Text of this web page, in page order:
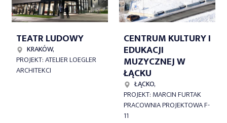
TEATR LUDOWY
KRAKÓW,
PROJEKT: ATELIER LOEGLER
ARCHITEKCI
CENTRUM KULTURY I
EDUKACJI
MUZYCZNEJ W
ŁĄCKU
ŁĄCKO,
PROJEKT: MARCIN FURTAK
PRACOWNIA PROJEKTOWA F-
11